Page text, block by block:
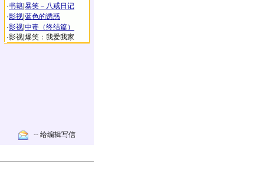
·书籍 暴笑－八戒日记
·影视 蓝色的诱惑
·影视 中毒（终结篇）
·影视 爆笑：我爱我家
-- 给编辑写信